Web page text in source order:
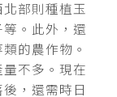
部則種植玉
。此外，還
的農作物。
不多。現在
，還需時日